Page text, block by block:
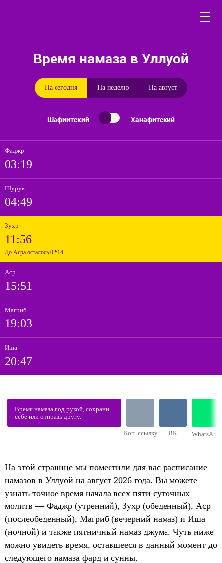
Время намаза в Уллуой
На сегодня На неделю На август
Шафиитский Ханафитский
Фаджр
03:19
Шурук
04:49
Зухр
11:56
До Асра осталось 02:14
Аср
15:51
Магриб
19:03
Иша
20:47
Время намаза под рукой, сохрани
себе или отправь другу.
Коп. ссылку ВК WhatsApp
На этой странице мы поместили для вас расписание
намазов в Уллуой на август 2026 года. Вы можете
узнать точное время начала всех пяти суточных
молитв — Фаджр (утренний), Зухр (обеденный), Аср
(послеобеденный), Магриб (вечерний намаз) и Иша
(ночной) и также пятничный намаз джума. Чуть ниже
можно увидеть время, оставшееся в данный момент до
следующего намаза фард и сунны.